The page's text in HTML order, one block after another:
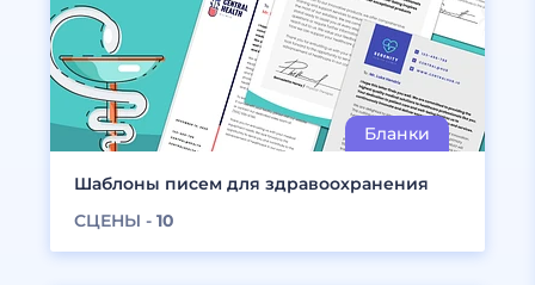
Шаблоны писем для здравоохранения
СЦЕНЫ - 10